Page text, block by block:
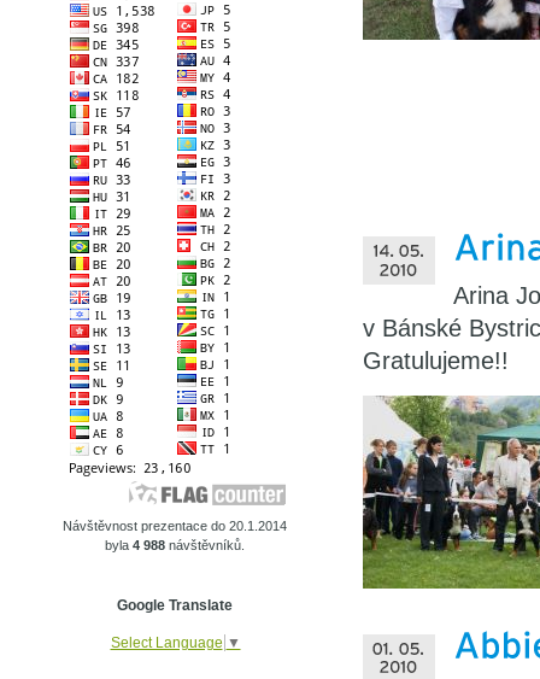
Návštěvnost prezentace do 20.1.2014
byla 4 988 návštěvníků.
Google Translate
Select Language ▼
Arina
v Bánské
Gratulujeme!!